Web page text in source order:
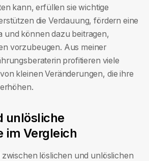
kann, erfüllen sie wichtige
die Verdauung, fördern eine
und können dazu beitragen,
vorzubeugen. Aus meiner
profitieren viele
kleinen Veränderungen, die ihre
unlösliche
im Vergleich
löslichen und unlöslichen